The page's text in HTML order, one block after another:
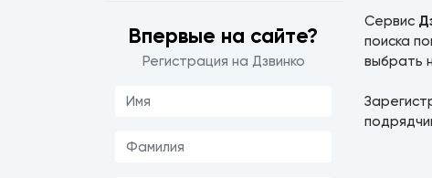
Впервые на сайте?
Регистрация на Дзвинко
Сервис
поиска
выбрать